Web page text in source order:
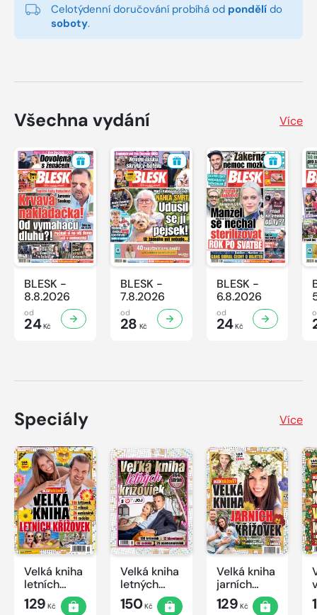
Celotýdenní doručování probíhá od pondělí do
soboty.
Všechna vydání Více
BLESK -
8.8.2026
od
24Kč
BLESK -
7.8.2026
od
28 Kč
BLESK -
6.8.2026
od
24Kč
Speciály Více
Velká kniha
letních
křížovek
2026
129 Kč
Velká kniha
letných
krížoviek s
TV JOJ
150Kč
Velká kniha
jarních
křížovek
2026
129 Kč